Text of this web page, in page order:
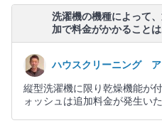
洗濯機の機種によって
加で料金がかかること
ハウスクリーニング ア
縦型洗濯機に限り乾燥機能が
ォッシュは追加料金が発生いた